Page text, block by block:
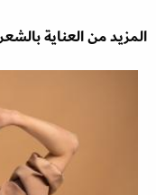
المزيد من العناية